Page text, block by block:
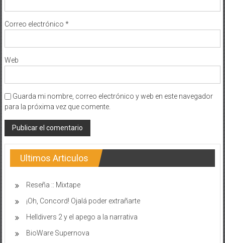
Correo electrónico *
Web
Guarda mi nombre, correo electrónico y web en este navegador
para la próxima vez que comente.
Ultimos Articulos
Reseña :: Mixtape
¡Oh, Concord! Ojalá poder extrañarte
Helldivers 2 y el apego a la narrativa
BioWare Supernova